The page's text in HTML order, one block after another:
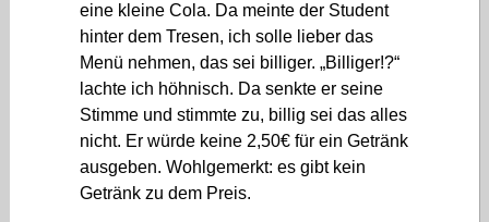
eine kleine Cola. Da meinte der Student
hinter dem Tresen, ich solle lieber das
Menü nehmen, das sei billiger. „Billiger!?“
lachte ich höhnisch. Da senkte er seine
Stimme und stimmte zu, billig sei das alles
nicht. Er würde keine 2,50€ für ein Getränk
ausgeben. Wohlgemerkt: es gibt kein
Getränk zu dem Preis.